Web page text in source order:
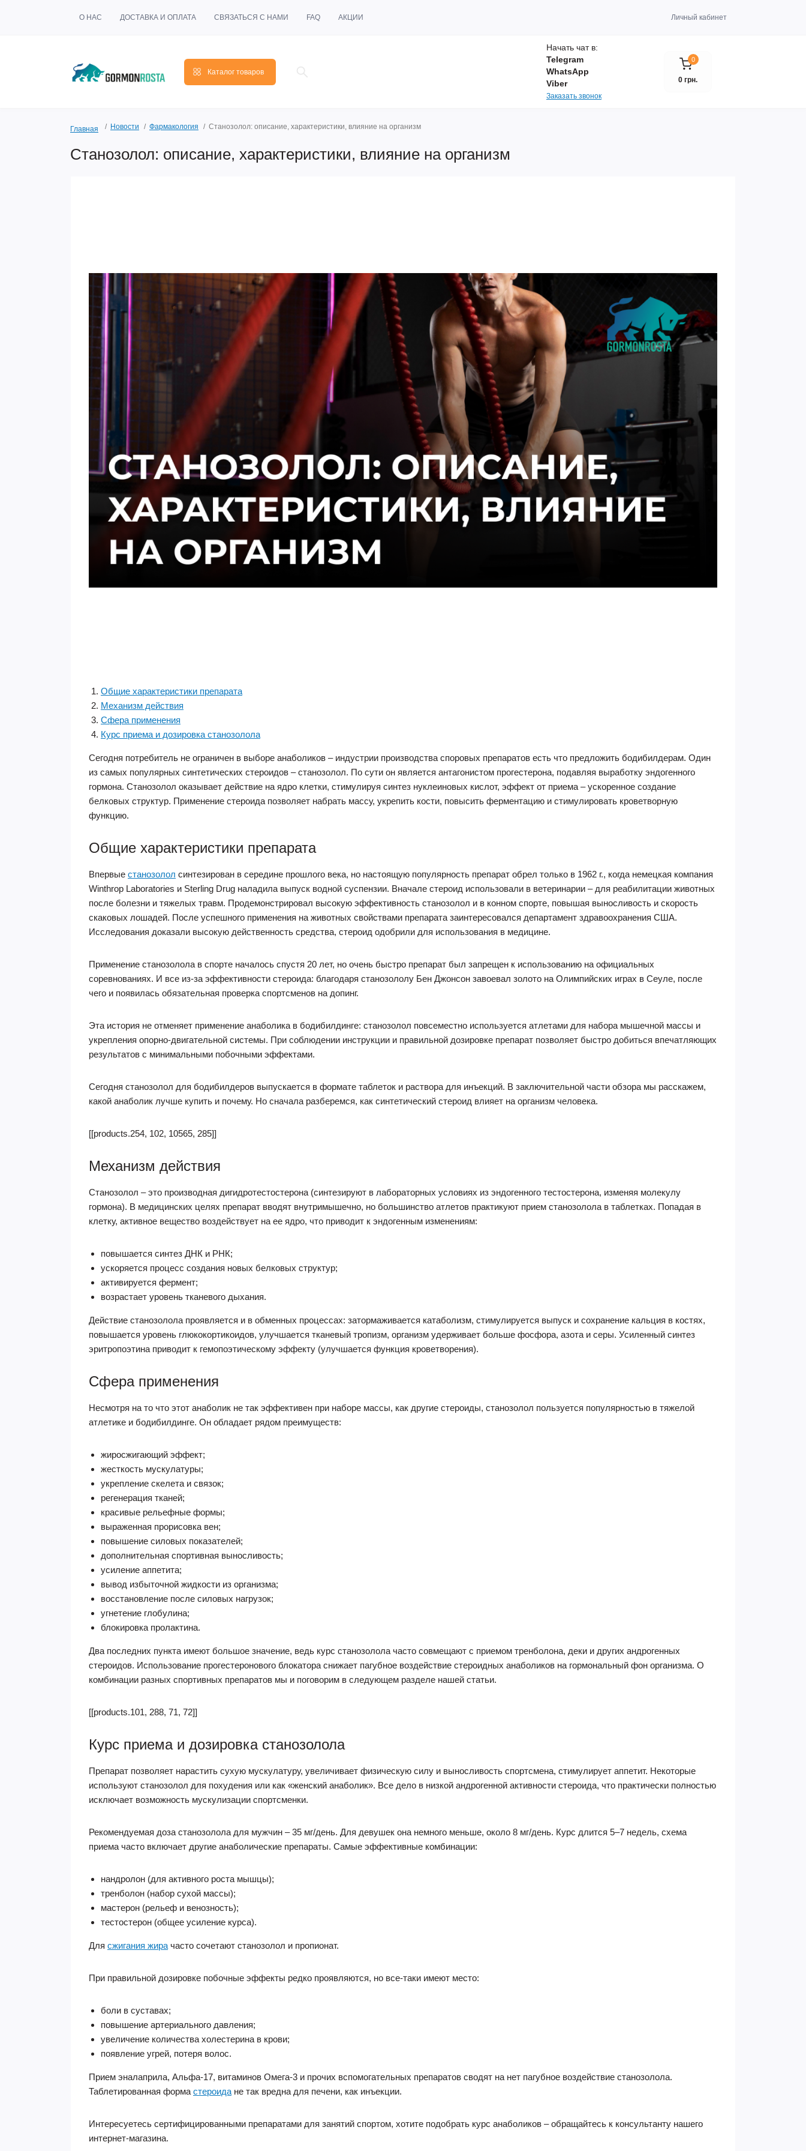
О НАС ДОСТАВКА И ОПЛАТА СВЯЗАТЬСЯ С НАМИ FAQ АКЦИИ Личный кабинет
Каталог товаров
Начать чат в:
Telegram
WhatsApp
Viber
Заказать звонок
0
0 грн.
Главная Новости Фармакология Станозолол: описание, характеристики, влияние на организм
Станозолол: описание, характеристики, влияние на организм
Общие характеристики препарата
Механизм действия
Сфера применения
Курс приема и дозировка станозолола
Сегодня потребитель не ограничен в выборе анаболиков – индустрии производства споровых препаратов есть что предложить бодибилдерам. Один
из самых популярных синтетических стероидов – станозолол. По сути он является антагонистом прогестерона, подавляя выработку эндогенного
гормона. Станозолол оказывает действие на ядро клетки, стимулируя синтез нуклеиновых кислот, эффект от приема – ускоренное создание
белковых структур. Применение стероида позволяет набрать массу, укрепить кости, повысить ферментацию и стимулировать кроветворную
функцию.
Общие характеристики препарата
Впервые станозолол синтезирован в середине прошлого века, но настоящую популярность препарат обрел только в 1962 г., когда немецкая компания
Winthrop Laboratories и Sterling Drug наладила выпуск водной суспензии. Вначале стероид использовали в ветеринарии – для реабилитации животных
после болезни и тяжелых травм. Продемонстрировал высокую эффективность станозолол и в конном спорте, повышая выносливость и скорость
скаковых лошадей. После успешного применения на животных свойствами препарата заинтересовался департамент здравоохранения США.
Исследования доказали высокую действенность средства, стероид одобрили для использования в медицине.
Применение станозолола в спорте началось спустя 20 лет, но очень быстро препарат был запрещен к использованию на официальных
соревнованиях. И все из-за эффективности стероида: благодаря станозололу Бен Джонсон завоевал золото на Олимпийских играх в Сеуле, после
чего и появилась обязательная проверка спортсменов на допинг.
Эта история не отменяет применение анаболика в бодибилдинге: станозолол повсеместно используется атлетами для набора мышечной массы и
укрепления опорно-двигательной системы. При соблюдении инструкции и правильной дозировке препарат позволяет быстро добиться впечатляющих
результатов с минимальными побочными эффектами.
Сегодня станозолол для бодибилдеров выпускается в формате таблеток и раствора для инъекций. В заключительной части обзора мы расскажем,
какой анаболик лучше купить и почему. Но сначала разберемся, как синтетический стероид влияет на организм человека.
[[products.254, 102, 10565, 285]]
Механизм действия
Станозолол – это производная дигидротестостерона (синтезируют в лабораторных условиях из эндогенного тестостерона, изменяя молекулу
гормона). В медицинских целях препарат вводят внутримышечно, но большинство атлетов практикуют прием станозолола в таблетках. Попадая в
клетку, активное вещество воздействует на ее ядро, что приводит к эндогенным изменениям:
повышается синтез ДНК и РНК;
ускоряется процесс создания новых белковых структур;
активируется фермент;
возрастает уровень тканевого дыхания.
Действие станозолола проявляется и в обменных процессах: затормаживается катаболизм, стимулируется выпуск и сохранение кальция в костях,
повышается уровень глюкокортикоидов, улучшается тканевый тропизм, организм удерживает больше фосфора, азота и серы. Усиленный синтез
эритропоэтина приводит к гемопоэтическому эффекту (улучшается функция кроветворения).
Сфера применения
Несмотря на то что этот анаболик не так эффективен при наборе массы, как другие стероиды, станозолол пользуется популярностью в тяжелой
атлетике и бодибилдинге. Он обладает рядом преимуществ:
жиросжигающий эффект;
жесткость мускулатуры;
укрепление скелета и связок;
регенерация тканей;
красивые рельефные формы;
выраженная прорисовка вен;
повышение силовых показателей;
дополнительная спортивная выносливость;
усиление аппетита;
вывод избыточной жидкости из организма;
восстановление после силовых нагрузок;
угнетение глобулина;
блокировка пролактина.
Два последних пункта имеют большое значение, ведь курс станозолола часто совмещают с приемом тренболона, деки и других андрогенных
стероидов. Использование прогестеронового блокатора снижает пагубное воздействие стероидных анаболиков на гормональный фон организма. О
комбинации разных спортивных препаратов мы и поговорим в следующем разделе нашей статьи.
[[products.101, 288, 71, 72]]
Курс приема и дозировка станозолола
Препарат позволяет нарастить сухую мускулатуру, увеличивает физическую силу и выносливость спортсмена, стимулирует аппетит. Некоторые
используют станозолол для похудения или как «женский анаболик». Все дело в низкой андрогенной активности стероида, что практически полностью
исключает возможность мускулизации спортсменки.
Рекомендуемая доза станозолола для мужчин – 35 мг/день. Для девушек она немного меньше, около 8 мг/день. Курс длится 5–7 недель, схема
приема часто включает другие анаболические препараты. Самые эффективные комбинации:
нандролон (для активного роста мышцы);
тренболон (набор сухой массы);
мастерон (рельеф и венозность);
тестостерон (общее усиление курса).
Для сжигания жира часто сочетают станозолол и пропионат.
При правильной дозировке побочные эффекты редко проявляются, но все-таки имеют место:
боли в суставах;
повышение артериального давления;
увеличение количества холестерина в крови;
появление угрей, потеря волос.
Прием эналаприла, Альфа-17, витаминов Омега-3 и прочих вспомогательных препаратов сводят на нет пагубное воздействие станозолола.
Таблетированная форма стероида не так вредна для печени, как инъекции.
Интересуетесь сертифицированными препаратами для занятий спортом, хотите подобрать курс анаболиков – обращайтесь к консультанту нашего
интернет-магазина.